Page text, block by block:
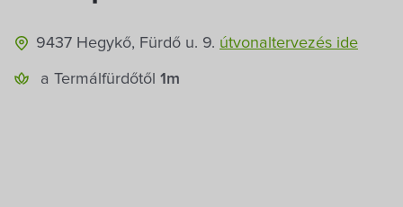
Emellett helyi sörfőzdék kézműves sörei és a
Készpénz: forint
9437 Hegykő, Fürdő u. 9. útvonaltervezés ide
a Termál­fürdőtől 1m